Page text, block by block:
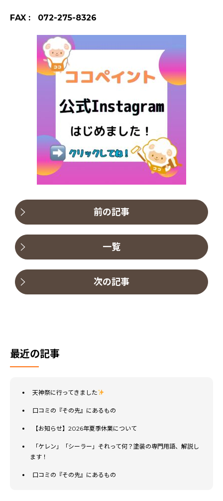
FAX : 072-275-8326
前の記事
一覧
次の記事
最近の記事
天神祭に行ってきました
口コミの『その先』にあるもの
【お知らせ】2026年夏季休業について
「ケレン」「シーラー」それって何？塗装の専門用語、解説し
ます！
口コミの『その先』にあるもの